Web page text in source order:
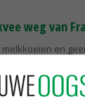
weg van
melkkoeien en
tijdens de
16 tot en met 18